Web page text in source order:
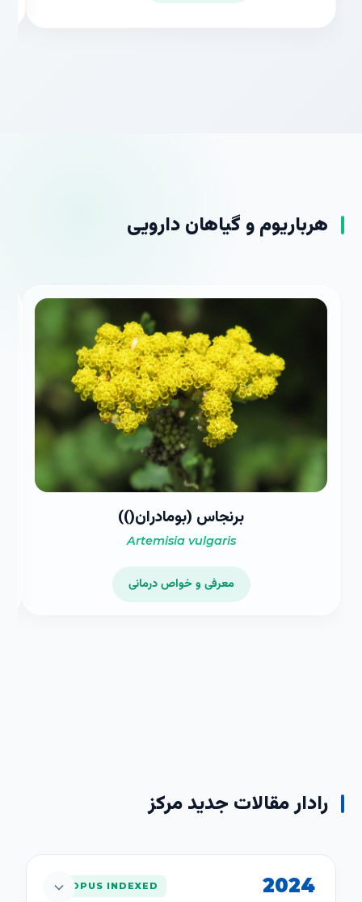
هرباریوم و گیاهان دارویی
برنجاس (بومادران())
Artemisia vulgaris
معرفی و خواص درمانی
رادار مقالات جدید مرکز
2024
SCOPUS INDEXED